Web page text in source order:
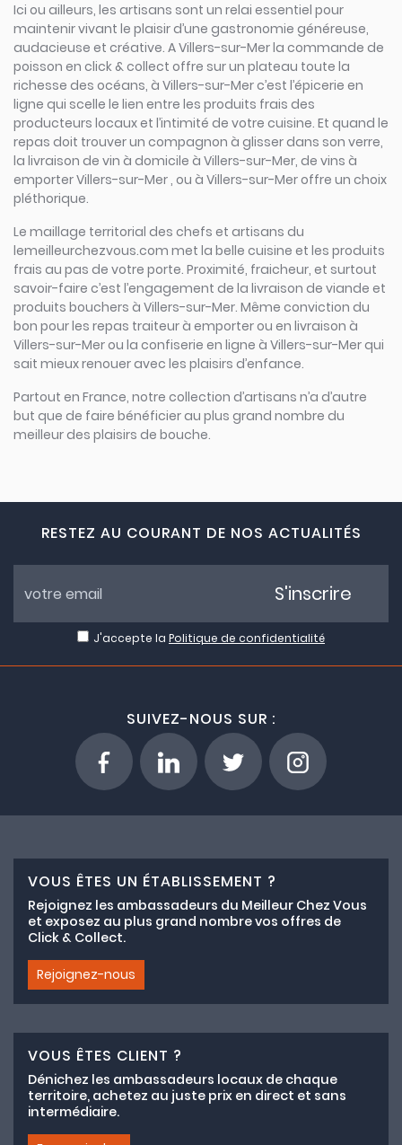
Ici ou ailleurs, les artisans sont un relai essentiel pour
maintenir vivant le plaisir d’une gastronomie généreuse,
audacieuse et créative. A Villers-sur-Mer la commande de
poisson en click & collect offre sur un plateau toute la
richesse des océans, à Villers-sur-Mer c’est l’épicerie en
ligne qui scelle le lien entre les produits frais des
producteurs locaux et l’intimité de votre cuisine. Et quand le
repas doit trouver un compagnon à glisser dans son verre,
la livraison de vin à domicile à Villers-sur-Mer, de vins à
emporter Villers-sur-Mer , ou à Villers-sur-Mer offre un choix
pléthorique.
Le maillage territorial des chefs et artisans du
lemeilleurchezvous.com met la belle cuisine et les produits
frais au pas de votre porte. Proximité, fraicheur, et surtout
savoir-faire c’est l’engagement de la livraison de viande et
produits bouchers à Villers-sur-Mer. Même conviction du
bon pour les repas traiteur à emporter ou en livraison à
Villers-sur-Mer ou la confiserie en ligne à Villers-sur-Mer qui
sait mieux renouer avec les plaisirs d’enfance.
Partout en France, notre collection d’artisans n’a d’autre
but que de faire bénéficier au plus grand nombre du
meilleur des plaisirs de bouche.
RESTEZ AU COURANT DE NOS ACTUALITÉS
J'accepte la Politique de confidentialité
S'inscrire
SUIVEZ-NOUS SUR :
VOUS ÊTES UN ÉTABLISSEMENT ?
Rejoignez les ambassadeurs du Meilleur Chez Vous
et exposez au plus grand nombre vos offres de
Click & Collect.
Rejoignez-nous
VOUS ÊTES CLIENT ?
Dénichez les ambassadeurs locaux de chaque
territoire, achetez au juste prix en direct et sans
intermédiaire.